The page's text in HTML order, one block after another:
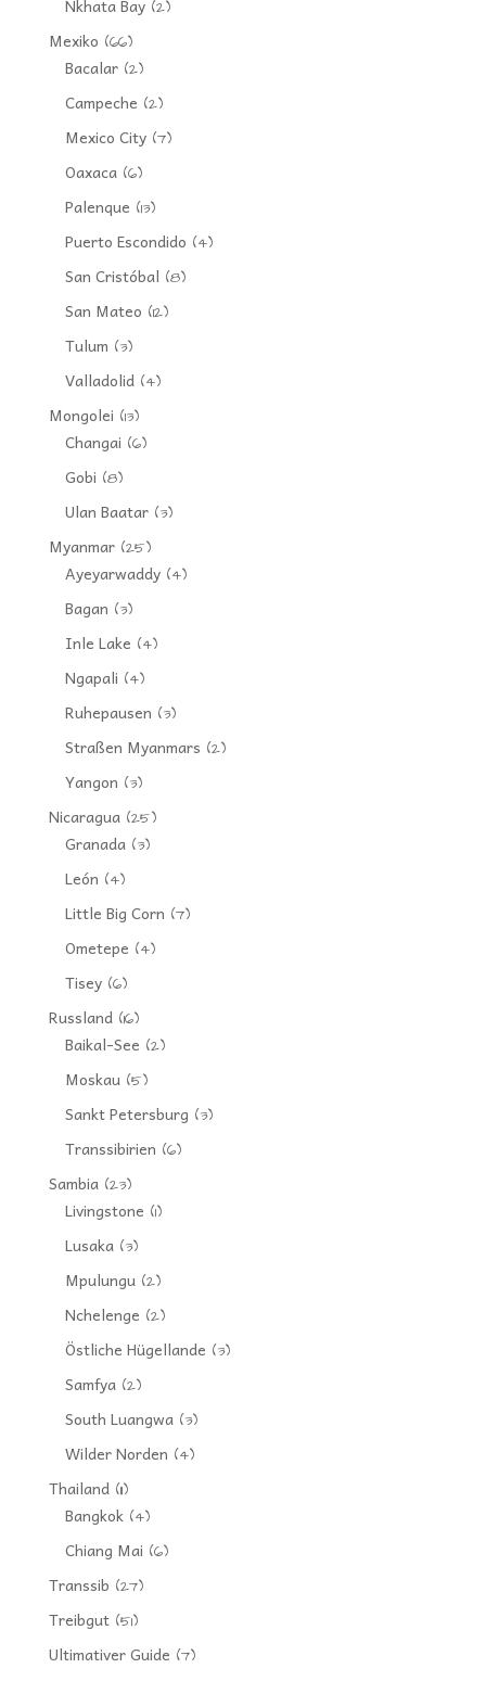
Nkhata Bay(2)
Mexiko (66)
Bacalar(2)
Campeche (2)
Mexico City(7)
Oaxaca(6)
Palenque (13)
Puerto Escondido (4)
San Cristóbal (8)
San Mateo (12)
Tulum (3)
Valladolid(4)
Mongolei (13)
Changai (6)
Gobi (8)
Ulan Baatar(3)
Myanmar(25)
Ayeyarwaddy(4)
Bagan (3)
Inle Lake (4)
Ngapali (4)
Ruhepausen (3)
Straßen Myanmars (2)
Yangon (3)
Nicaragua(25)
Granada(3)
León (4)
Little Big Corn (7)
Ometepe (4)
Tisey(6)
Russland(16)
Baikal-See (2)
Moskau(5)
Sankt Petersburg (3)
Transsibirien (6)
Sambia(23)
Livingstone (1)
Lusaka(3)
Mpulungu(2)
Nchelenge (2)
Östliche Hügellande (3)
Samfya(2)
South Luangwa(3)
Wilder Norden (4)
Thailand(11)
Bangkok(4)
Chiang Mai (6)
Transsib (27)
Treibgut(51)
Ultimativer Guide (7)